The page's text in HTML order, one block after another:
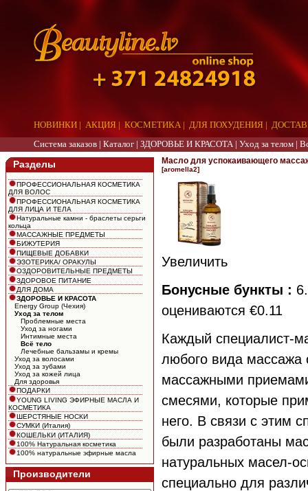
НОВИНКИ | АКЦИЯ | КОСМЕТИКА | ДЛЯ ПОХУДЕНИЯ |
Система заказов | Каталог | ЗДОРОВЬЕ И КРАСОТА | Уход за телом |
Разделы
ПРОФЕССИОНАЛЬНАЯ КОСМЕТИКА
ДЛЯ ВОЛОС
ПРОФЕССИОНАЛЬНАЯ КОСМЕТИКА
ДЛЯ ЛИЦА И ТЕЛА
Натуральные камни - браслеты серьги
кольца
МАССАЖНЫЕ ПРЕДМЕТЫ
БИЖУТЕРИЯ
ПИЩЕВЫЕ ДОБАВКИ
ЭЗОТЕРИКА/ ОРАКУЛЫ
ОЗДОРОВИТЕЛЬНЫЕ ПРЕДМЕТЫ
ЗДОРОВОЕ ПИТАНИЕ
ДЛЯ ДОМА
ЗДОРОВЬЕ И КРАСОТА
Energy Group (Чехия)
Уход за телом
Проблемные места
Уход за ногами
Интимные места
Всё тело
Лечебные бальзамы и кремы
Уход за волосами
Уход за зубами
Уход за кожей лица
Для здоровья
ПОДАРКИ
YOUNG LIVING ЭФИРНЫЕ МАСЛА И
КОСМЕТИКА
ШЕРСТЯНЫЕ НОСКИ
СУМКИ (Италия)
КОШЕЛЬКИ (ИТАЛИЯ)
100% Натуральная косметика
100% натуральные эфирные масла
Производители
Масло для успокаивающего
[aromella2]
Увеличить
Бонусные бункты :
оцениваются €0.11
Каждый специалист-
любого вида массажа
массажными
смесями, которые
него. В связи с этим
были разработаны
натуральных масел-
специально для